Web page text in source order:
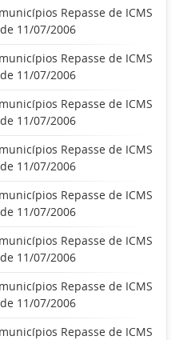
Repasse de ICMS
11/07/2006
Repasse de ICMS
11/07/2006
Repasse de ICMS
11/07/2006
Repasse de ICMS
11/07/2006
Repasse de ICMS
11/07/2006
Repasse de ICMS
11/07/2006
Repasse de ICMS
11/07/2006
Repasse de ICMS